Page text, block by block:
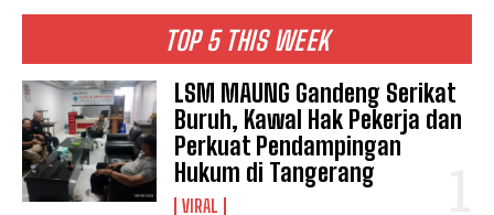
TOP 5 THIS WEEK
LSM MAUNG Gandeng Serikat
Buruh, Kawal Hak Pekerja dan
Perkuat Pendampingan
Hukum di Tangerang
VIRAL